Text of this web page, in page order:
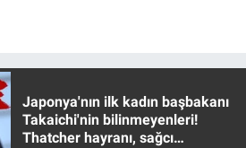
Japonya'nın ilk kadın başbakanı
Takaichi'nin bilinmeyenleri!
Thatcher hayranı, sağcı